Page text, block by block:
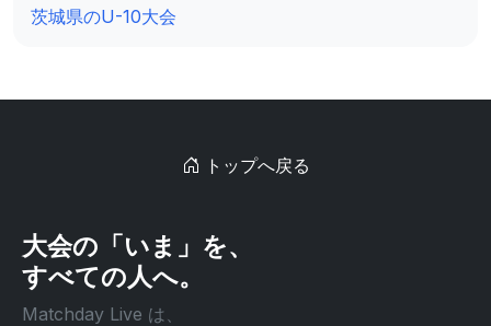
茨城県のU-10大会
トップへ戻る
大会の「いま」を、
すべての人へ。
Matchday Live は、